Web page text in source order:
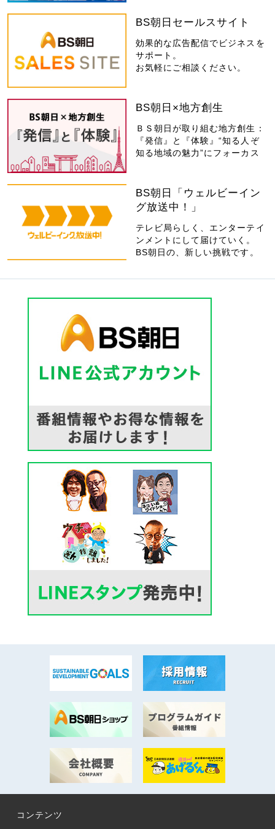
BS朝日セールスサイト
効果的な広告配信でビジネスを
サポート。
お気軽にご相談ください。
BS朝日×地方創生
ＢＳ朝日が取り組む地方創生：
『発信』と『体験』“知る人ぞ
知る地域の魅力”にフォーカス
BS朝日「ウェルビーイン
グ放送中！」
テレビ局らしく、エンターテイ
ンメントにして届けていく。
BS朝日の、新しい挑戦です。
コンテンツ